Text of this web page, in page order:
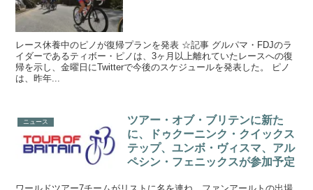
レース休養中のピノが復帰プランを発表 ☆記事 グルパマ・FDJのラ
イダーであるティボー・ピノは、3ヶ月以上離れていたレースへの復
帰を示し、金曜日にTwitterで今後のスケジュールを発表した。 ピノ
は、昨年...
ニュース
ツアー・オブ・ブリテンに新た
に、ドゥクーニンク・クイックス
テップ、ユンボ・ヴィスマ、アル
ペシン・フェニックスが参加予定